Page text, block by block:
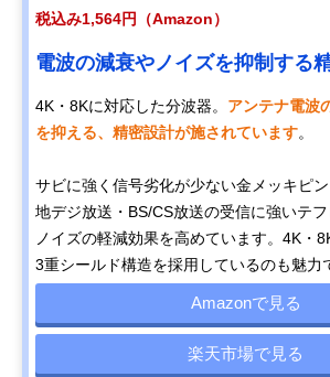
税込み1,564円（Amazon）
電波の減衰やノイズを抑制する
4K・8Kに対応した分波器。 アンテナ電波
を抑える、精密設計が施されています。
サビに強く信号劣化が少ない金メッキピン
地デジ放送・BS/CS放送の受信に強いテフ
ノイズの軽減効果を高めています。4K・
3重シールド構造を採用しているのも魅力
Amazonで見る
楽天市場で見る